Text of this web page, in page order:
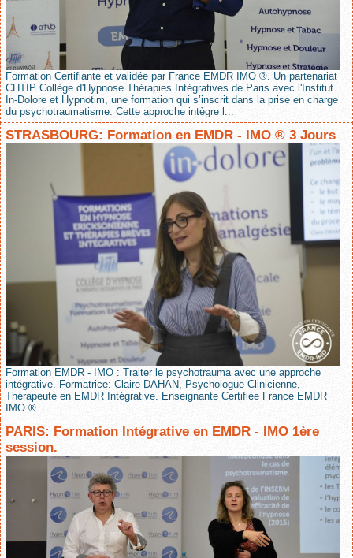
Formation Certifiante et validée par France EMDR IMO ®. Un partenariat
CHTIP Collège d'Hypnose Thérapies Intégratives de Paris avec l'Institut
In-Dolore et Hypnotim, une formation qui s’inscrit dans la prise en charge
du psychotraumatisme. Cette approche intègre l...
STRASBOURG: Formation en EMDR - IMO ® 3 Jours
Formation EMDR - IMO : Traiter le psychotrauma avec une approche
intégrative. Formatrice: Claire DAHAN, Psychologue Clinicienne,
Thérapeute en EMDR Intégrative. Enseignante Certifiée France EMDR
IMO ®....
PARIS: Formation Intégrative en EMDR - IMO 1ère
session.